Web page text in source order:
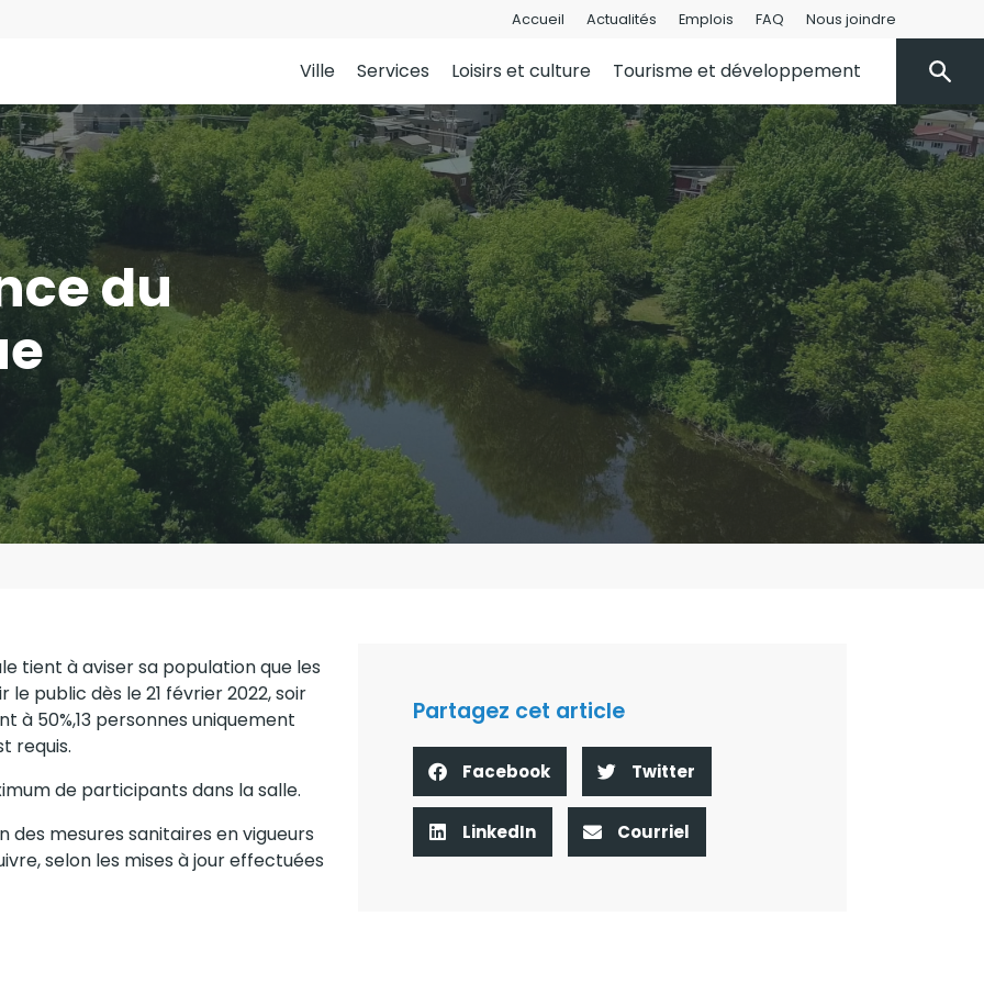
Accueil Actualités Emplois FAQ Nous joindre
Ville Services Loisirs et culture Tourisme et développement
du
tient à aviser sa population que les
public dès le 21 février 2022, soir
à 50%,13 personnes uniquement
requis.
de participants dans la salle.
mesures sanitaires en vigueurs
selon les mises à jour effectuées
Partagez cet article
Facebook Twitter
LinkedIn Courriel